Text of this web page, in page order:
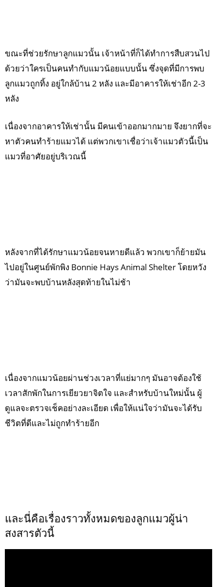
ขณะที่ช่วยรักษาลูกแมวนั้น เจ้าหน้าที่ก็ได้ทำการสืบสวนไป
ด้วยว่าใครเป็นคนทำกับแมวน้อยแบบนั้น ซึ่งจุดที่มีการพบ
ลูกแมวถูกทิ้ง อยู่ใกล้บ้าน 2 หลัง และมีอาคารให้เช่าอีก 2-3
หลัง
เนื่องจากอาคารให้เช่านั้น มีคนเข้าออกมากมาย จึงยากที่จะ
หาตัวคนทำร้ายแมวได้ แต่พวกเขาเชื่อว่าเจ้าแมวตัวนี้เป็น
แมวที่อาศัยอยู่บริเวณนี้
หลังจากที่ได้รักษาแมวน้อยจนหายดีแล้ว พวกเขาก็ย้ายมัน
ไปอยู่ในศูนย์พักพิง Bonnie Hays Animal Shelter โดยหวัง
ว่ามันจะพบบ้านหลังสุดท้ายในไม่ช้า
เนื่องจากแมวน้อยผ่านช่วงเวลาที่แย่มากๆ มันอาจต้องใช้
เวลาสักพักในการเยียวยาจิตใจ และสำหรับบ้านใหม่นั้น ผู้
ดูแลจะตรวจเช็คอย่างละเอียด เพื่อให้แน่ใจว่ามันจะได้รับ
ชีวิตที่ดีและไม่ถูกทำร้ายอีก
และนี่คือเรื่องราวทั้งหมดของลูกแมวผู้น่า
สงสารตัวนี้